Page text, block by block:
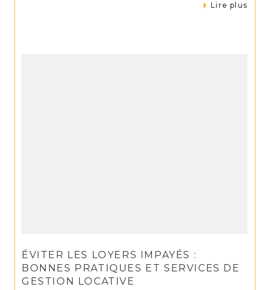
Lire plus
ÉVITER LES LOYERS IMPAYÉS :
BONNES PRATIQUES ET SERVICES DE
GESTION LOCATIVE